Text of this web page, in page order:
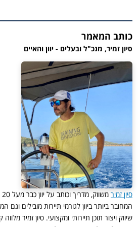
כותב המאמר
סיון זמיר, מנכ"ל ובעלים - יוון והאיים
סיון זמיר
המחובר ביותר ביוון לגורמי תיירות מובילים וגם
שיווק ויצור תוכן תיירותי ומקצועי. סיון זמיר מלווה